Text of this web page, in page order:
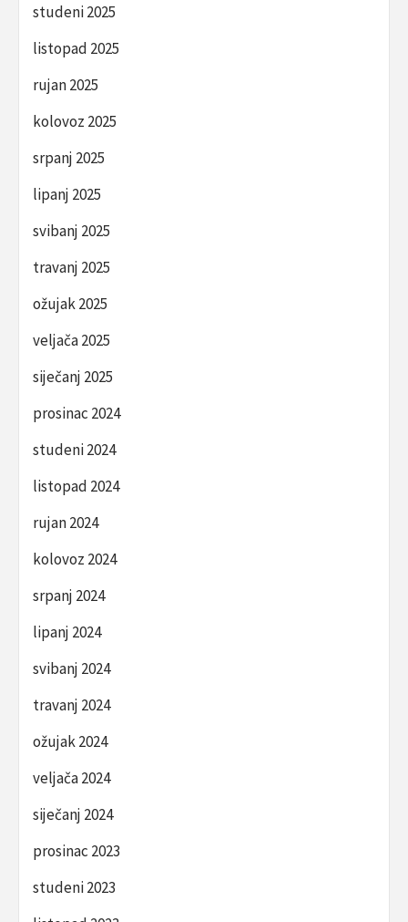
studeni 2025
listopad 2025
rujan 2025
kolovoz 2025
srpanj 2025
lipanj 2025
svibanj 2025
travanj 2025
ožujak 2025
veljača 2025
siječanj 2025
prosinac 2024
studeni 2024
listopad 2024
rujan 2024
kolovoz 2024
srpanj 2024
lipanj 2024
svibanj 2024
travanj 2024
ožujak 2024
veljača 2024
siječanj 2024
prosinac 2023
studeni 2023